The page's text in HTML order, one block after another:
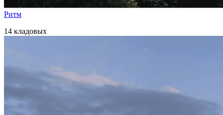
Ритм
14 кладовых